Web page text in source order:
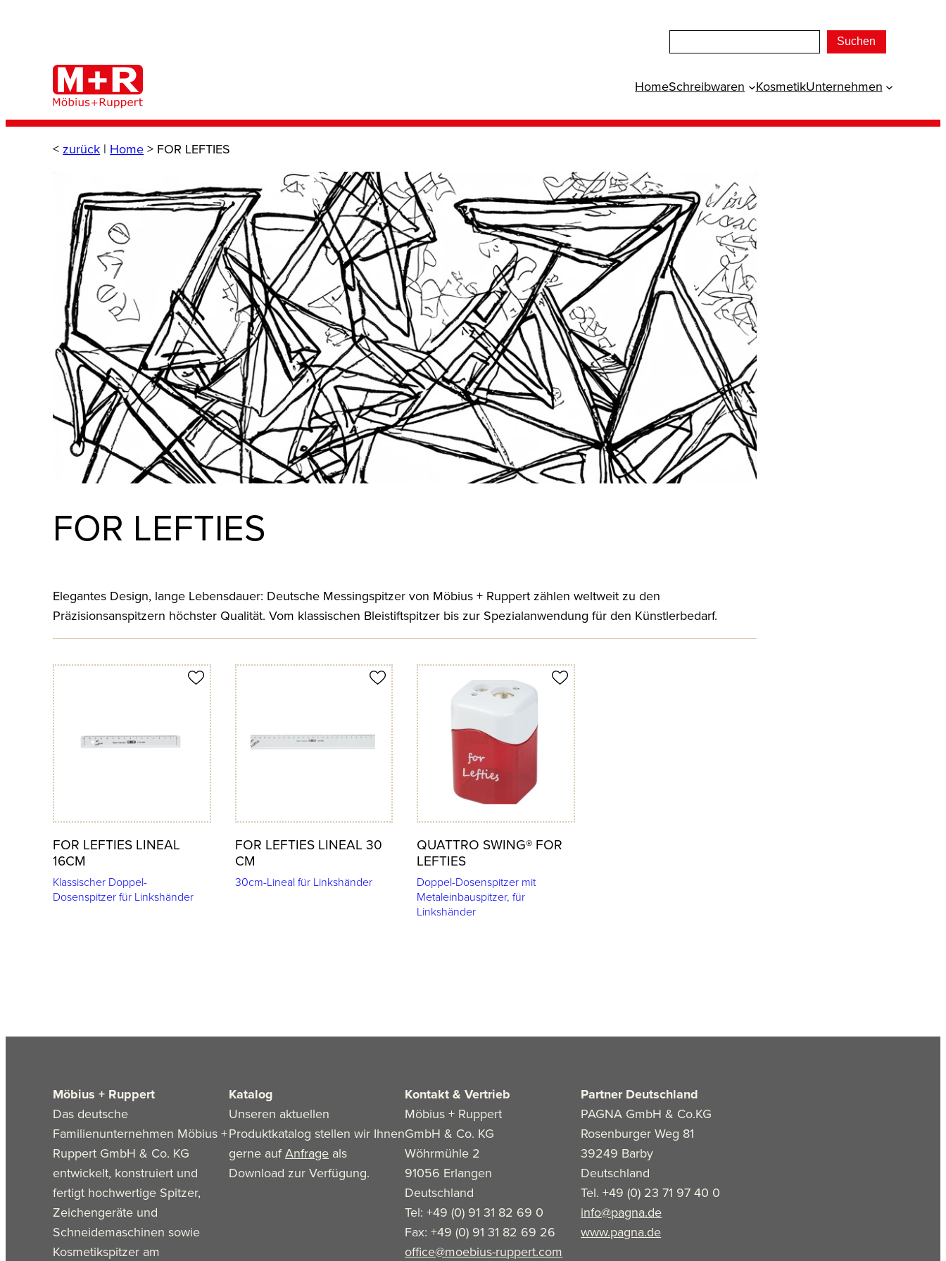
Suchen
HomeSchreibwaren KosmetikUnternehmen
< zurück | Home> FOR LEFTIES
FOR LEFTIES
Elegantes Design, lange Lebensdauer: Deutsche Messingspitzer von Möbius + Ruppert zählen weltweit zu den
Präzisionsanspitzern höchster Qualität. Vom klassischen Bleistiftspitzer bis zur Spezialanwendung für den Künstlerbedarf.
FOR LEFTIES LINEAL
16CM
Klassischer Doppel-
Dosenspitzer für Linkshänder
Produkt merken
FOR LEFTIES LINEAL 30
CM
30cm-Lineal für Linkshänder
Produkt merken
QUATTRO SWING® FOR
LEFTIES
Doppel-Dosenspitzer mit
Metaleinbauspitzer, für
Linkshänder
Produkt merken
Möbius + Ruppert
Das deutsche
Familienunternehmen Möbius +
Ruppert GmbH & Co. KG
entwickelt, konstruiert und
fertigt hochwertige Spitzer,
Zeichengeräte und
Schneidemaschinen sowie
Kosmetikspitzer am
Katalog
Unseren aktuellen
Produktkatalog stellen wir Ihnen
gerne aufAnfrageals
Download zur Verfügung.
Kontakt & Vertrieb
Möbius + Ruppert
GmbH & Co. KG
Wöhrmühle 2
91056 Erlangen
Deutschland
Tel: +49 (0) 91 31 82 69 0
Fax: +49 (0) 91 31 82 69 26
office@moebius-ruppert.com
Partner Deutschland
PAGNA GmbH & Co.KG
Rosenburger Weg 81
39249 Barby
Deutschland
Tel. +49 (0) 23 71 97 40 0
info@pagna.de
www.pagna.de